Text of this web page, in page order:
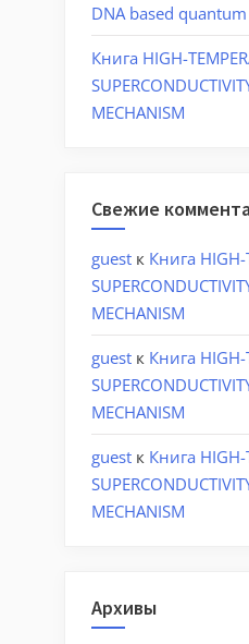
DNA based
Книга HIGH-
MECHANISM
Свежие
guest к Книга HIGH-
MECHANISM
guest к Книга HIGH-
MECHANISM
guest к Книга HIGH-
MECHANISM
Архивы